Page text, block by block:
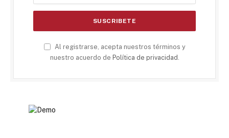
Al registrarse, acepta nuestros términos y
nuestro acuerdo de Política de privacidad